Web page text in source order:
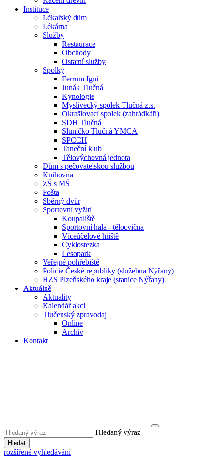
Instituce
Lékařský dům
Lékárna
Služby
Restaurace
Obchody
Ostatní služby
Spolky
Ferrum Igni
Junák Tlučná
Kynologie
Myslivecký spolek Tlučná z.s.
Okrašlovací spolek (zahrádkáři)
SDH Tlučná
Sluníčko Tlučná YMCA
SPCCH
Taneční klub
Tělovýchovná jednota
Dům s pečovatelskou službou
Knihovna
ZŠ s MŠ
Pošta
Sběrný dvůr
Sportovní vyžití
Koupaliště
Sportovní hala - tělocvična
Víceúčelové hřiště
Cyklostezka
Lesopark
Veřejné pohřebiště
Policie České republiky (služebna Nýřany)
HZS Plzeňského kraje (stanice Nýřany)
Aktuálně
Aktuality
Kalendář akcí
Tlučenský zpravodaj
Online
Archiv
Kontakt
Hledaný výraz
Hledat
rozšířené vyhledávání